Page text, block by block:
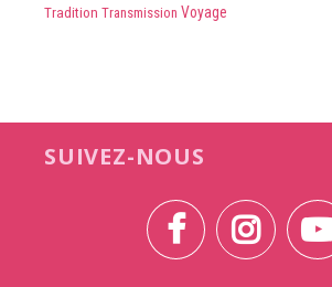
Tradition Transmission Voyage
SUIVEZ-NOUS